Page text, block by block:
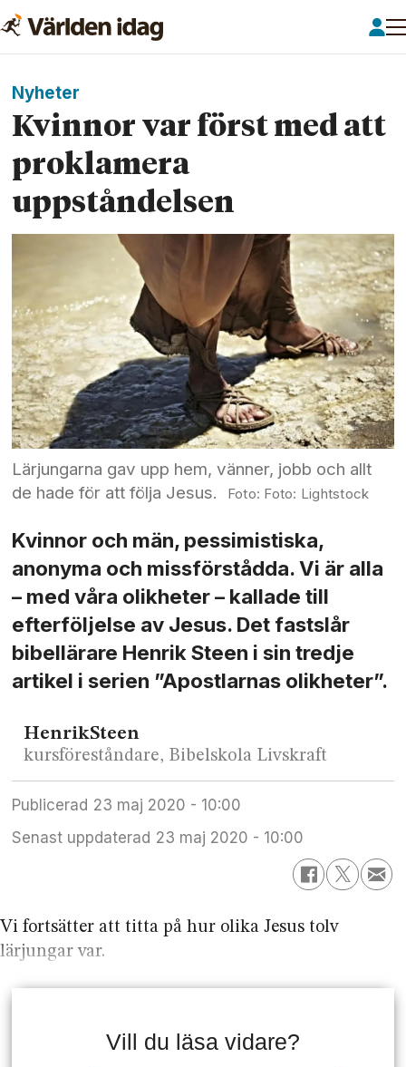
Nyheter
Kvinnor var först med att
proklamera
uppståndelsen
Lärjungarna gav upp hem, vänner, jobb och allt
de hade för att följa Jesus.
Foto: Lightstock
Kvinnor och män, pessimistiska,
anonyma och missförstådda. Vi är alla
– med våra olikheter – kallade till
efterföljelse av Jesus. Det fastslår
bibellärare Henrik Steen i sin tredje
artikel i serien ”Apostlarnas olikheter”.
HenrikSteen
kursföreståndare, Bibelskola Livskraft
Publicerad
23 maj 2020 - 10:00
Senast uppdaterad
23 maj 2020 - 10:00
Vi fortsätter att titta på hur olika Jesus tolv
lärjungar var.
Vill du läsa vidare?